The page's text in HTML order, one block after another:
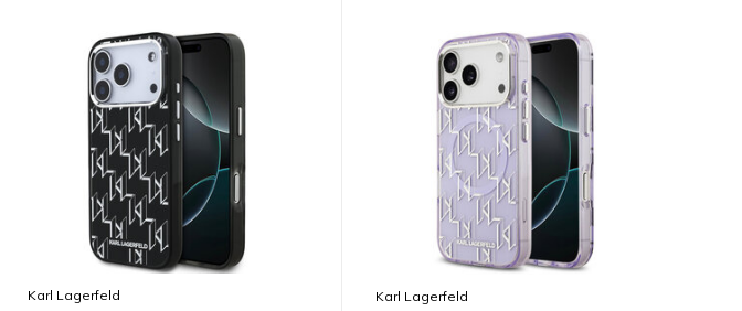
Karl Lagerfeld Karl Lagerfeld